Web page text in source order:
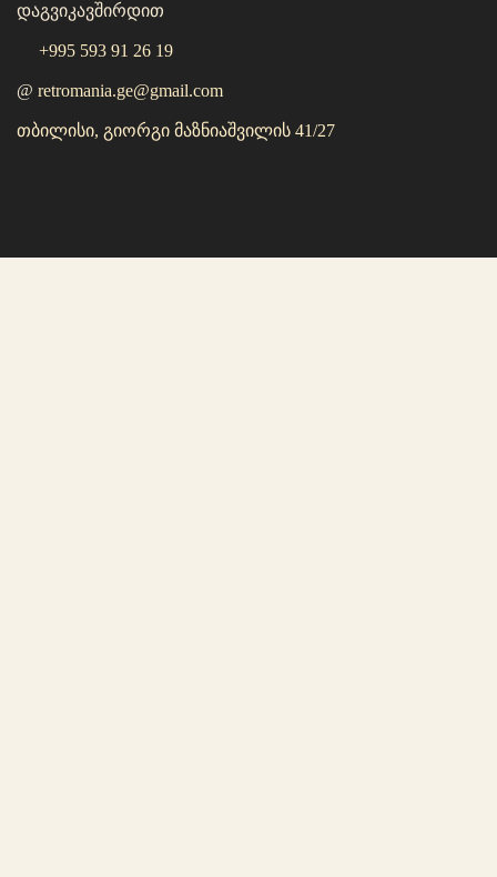
დაგვიკავშირდით
+995 593 91 26 19
@ retromania.ge@gmail.com
თბილისი, გიორგი მაზნიაშვილის 41/27